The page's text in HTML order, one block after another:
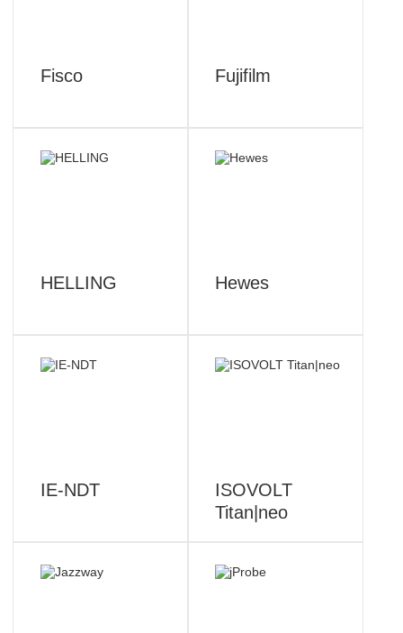
Fisco Fujifilm
HELLING Hewes
IE-NDT
ISOVOLT
Titan|neo